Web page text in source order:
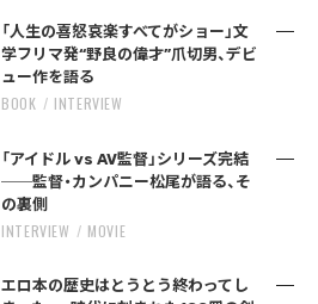
「人生の喜怒哀楽すべてがショー」文
学フリマ発“野良の偉才”爪切男、デビ
ュー作を語る
BOOK INTERVIEW
「アイドル vs AV監督」シリーズ完結
──監督・カンパニー松尾が語る、そ
の裏側
INTERVIEW MOVIE
エロ本の歴史はとうとう終わってし